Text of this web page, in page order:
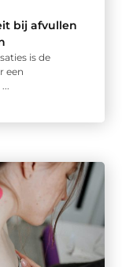
bij afvullen
is de
een